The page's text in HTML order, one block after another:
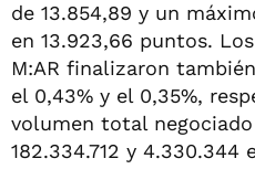
de 13.854,89 y un
en 13.923,66 puntos.
M:AR finalizaron
el 0,43% y el 0,35%,
volumen total
182.334.712 y 4.330.344